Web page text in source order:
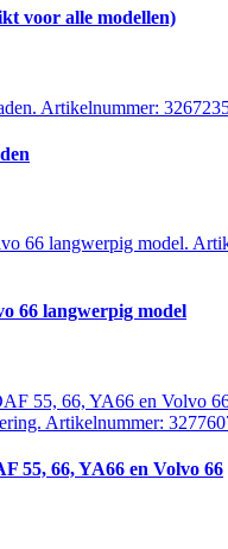
voor alle modellen)
66 langwerpig model
55, 66, YA66 en Volvo 66